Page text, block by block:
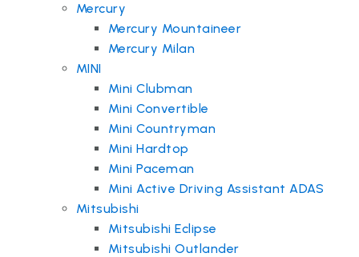
Mercury
Mercury Mountaineer
Mercury Milan
MINI
Mini Clubman
Mini Convertible
Mini Countryman
Mini Hardtop
Mini Paceman
Mini Active Driving Assistant ADAS
Mitsubishi
Mitsubishi Eclipse
Mitsubishi Outlander